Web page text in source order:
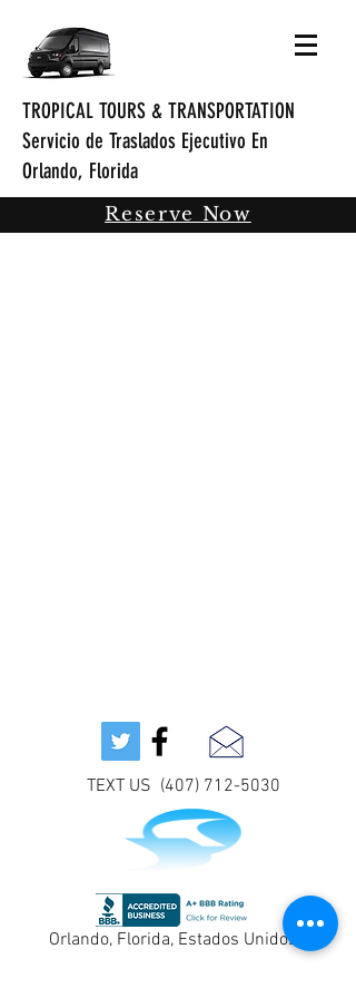
TROPICAL TOURS & TRANSPORTATION
Servicio de Traslados Ejecutivo En
Orlando, Florida
Reserve Now
TEXT US (407) 712-5030
Orlando, Florida, Estados Unidos